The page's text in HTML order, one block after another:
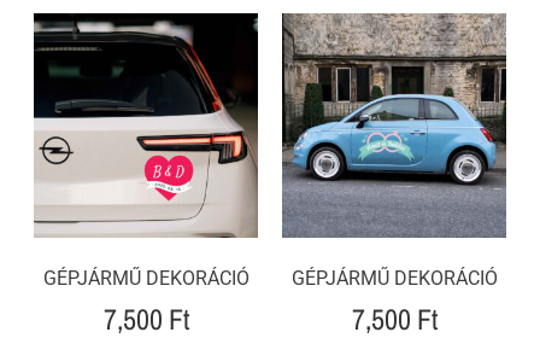
GÉPJÁRMŰ DEKORÁCIÓ
7,500 Ft
GÉPJÁRMŰ DEKORÁCIÓ
7,500 Ft